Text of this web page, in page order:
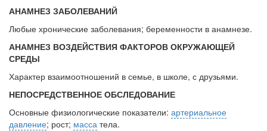
АНАМНЕЗ ЗАБОЛЕВАНИЙ
Любые хронические заболевания; беременности в анамнезе.
АНАМНЕЗ ВОЗДЕЙСТВИЯ ФАКТОРОВ ОКРУЖАЮЩЕЙ
СРЕДЫ
Характер взаимоотношений в семье, в школе, с друзьями.
НЕПОСРЕДСТВЕННОЕ ОБСЛЕДОВАНИЕ
Основные физиологические показатели: артериальное
давление; рост; масса тела.